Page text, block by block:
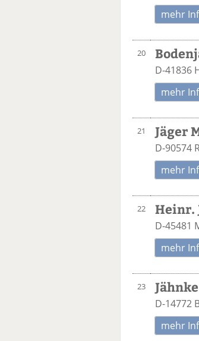
mehr
20
D-41836
mehr
21 Jäger
D-90574
mehr
22 Heinr.
D-45481
mehr
23
D-14772
mehr